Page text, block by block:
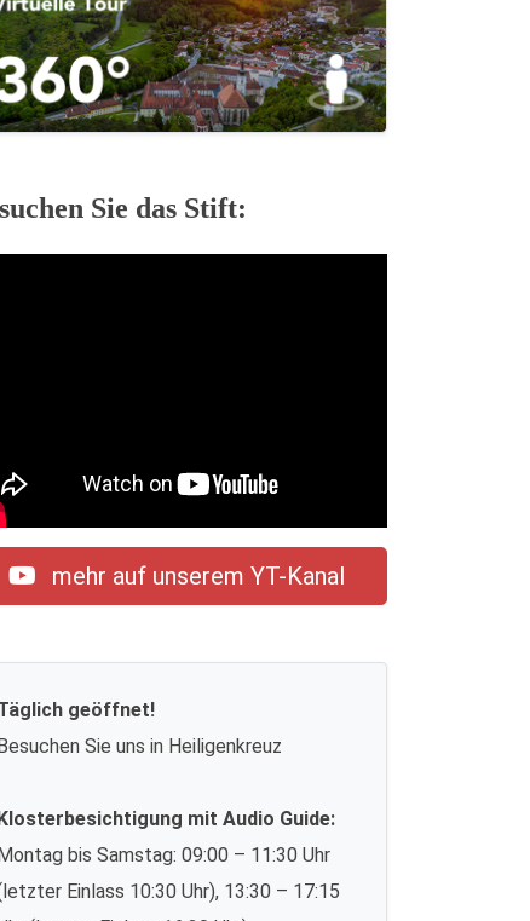
Sie das Stift:
mehr auf unserem YT-Kanal
geöffnet!
Sie uns in Heiligenkreuz
mit Audio Guide:
bis Samstag: 09:00 – 11:30 Uhr
Einlass 10:30 Uhr), 13:30 – 17:15